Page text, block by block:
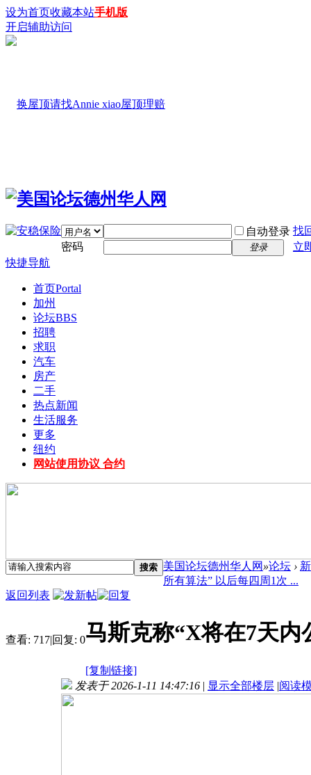
设为首页收藏本站手机版
开启辅助访问
自动登录 找
密码
登录
立
快捷导航
首页Portal
加州
论坛BBS
招聘
求职
汽车
房产
二手
热点新闻
生活服务
更多
纽约
网站使用协议 合约
搜索 美国论坛德州华人网 »论坛 ›
所有算法” 以后每四周1次 ...
返回列表
查看: 717|回复: 0马斯克称“X将在7天内
[复制链接]
发表于 2026-1-11 14:47:16 | 显示全部楼层 |阅读